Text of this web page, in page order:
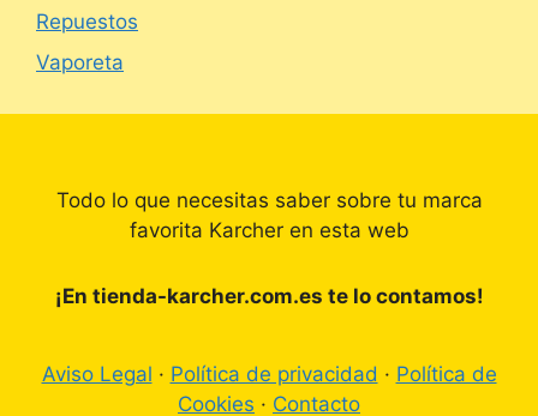
Repuestos
Vaporeta
Todo lo que necesitas saber sobre tu marca
favorita Karcher en esta web
¡En tienda-karcher.com.es te lo contamos!
Aviso Legal · Política de privacidad · Política de
Cookies · Contacto